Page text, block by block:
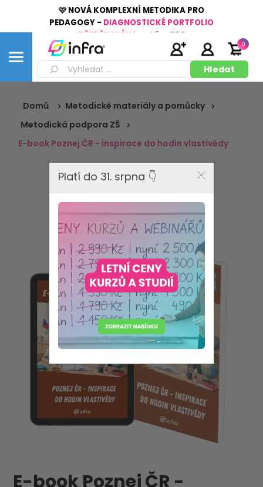
🩷 NOVÁ KOMPLEXNÍ METODIKA PRO
PEDAGOGY - DIAGNOSTICKÉ PORTFOLIO
PŘEDŠKOLÁKA
Více ZDE
0
Domů
Metodické materiály a pomůcky
Metodická podpora ZŠ
E-book Poznej ČR - inspirace do hodin vlastivědy
E-book Poznej ČR -
Platí do 31. srpna 👇